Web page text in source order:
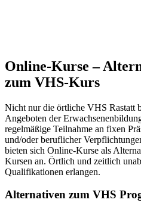
Online-Kurse –
zum VHS-Kurs
Nicht nur die örtliche VHS Rastatt
Angeboten der
regelmäßige Teilnahme an fixen
und/oder beruflicher
bieten sich Online-Kurse als
Kursen an. Örtlich und zeitlich
Qualifikationen erlangen.
Alternativen zum VHS